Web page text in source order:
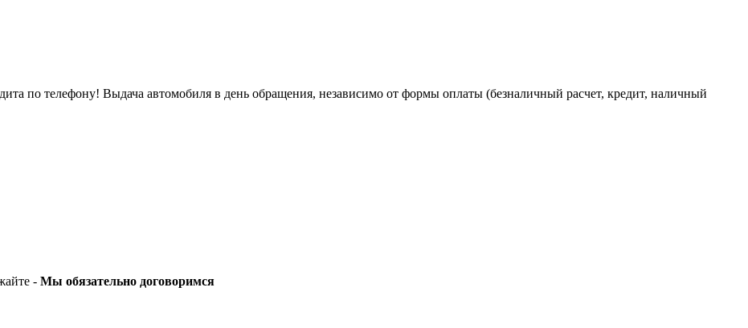
по телефону! Выдача автомобиля в день обращения, независимо от формы оплаты (безналичный расчет, кредит, наличный
- Мы обязательно договоримся